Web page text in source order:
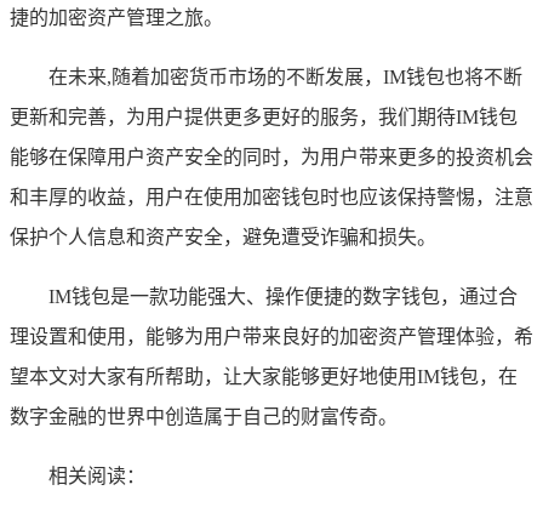
捷的加密资产管理之旅。
在未来,随着加密货币市场的不断发展，IM钱包也将不断
更新和完善，为用户提供更多更好的服务，我们期待IM钱包
能够在保障用户资产安全的同时，为用户带来更多的投资机会
和丰厚的收益，用户在使用加密钱包时也应该保持警惕，注意
保护个人信息和资产安全，避免遭受诈骗和损失。
IM钱包是一款功能强大、操作便捷的数字钱包，通过合
理设置和使用，能够为用户带来良好的加密资产管理体验，希
望本文对大家有所帮助，让大家能够更好地使用IM钱包，在
数字金融的世界中创造属于自己的财富传奇。
相关阅读：